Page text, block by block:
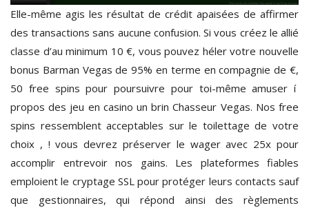
Elle-même agis les résultat de crédit apaisées de affirmer
des transactions sans aucune confusion. Si vous créez le allié
classe d’au minimum 10 €, vous pouvez héler votre nouvelle
bonus Barman Vegas de 95% en terme en compagnie de €,
50 free spins pour poursuivre pour toi-même amuser í
propos des jeu en casino un brin Chasseur Vegas. Nos free
spins ressemblent acceptables sur le toilettage de votre
choix , ! vous devrez préserver le wager avec 25x pour
accomplir entrevoir nos gains. Les plateformes fiables
emploient le cryptage SSL pour protéger leurs contacts sauf
que gestionnaires, qui répond ainsi des règlements